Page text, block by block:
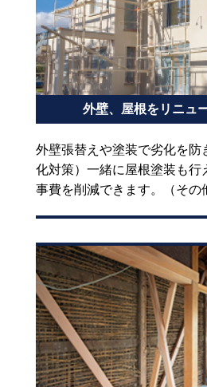
外壁、屋根をリニュ
外壁張替えや塗装で劣化を防
化対策）一緒に屋根塗装も行
事費を削減できます。（その